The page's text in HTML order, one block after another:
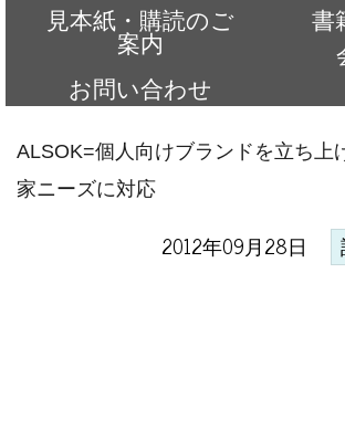
見本紙・購読のご
案内
書
お問い合わせ
ALSOK=個人向けブランドを立ち上
家ニーズに対応
2012年09月28日